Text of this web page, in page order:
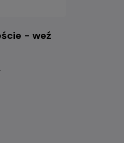
- weź